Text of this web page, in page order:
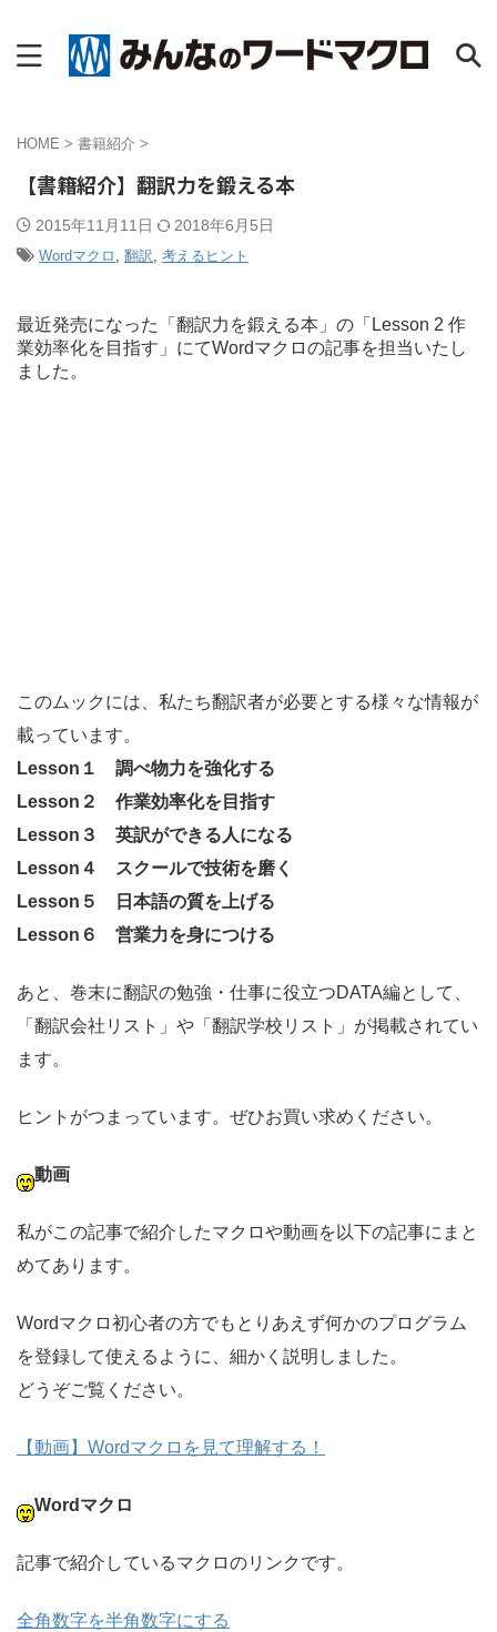
HOME > 書籍紹介 >
【書籍紹介】翻訳力を鍛える本
2015年11月11日 2018年6月5日
Wordマクロ , 翻訳, 考えるヒント
最近発売になった「翻訳力を鍛える本」の「Lesson 2 作
業効率化を目指す」にてWordマクロの記事を担当いたし
ました。
このムックには、私たち翻訳者が必要とする様々な情報が
載っています。
Lesson１ 調べ物力を強化する
Lesson２ 作業効率化を目指す
Lesson３ 英訳ができる人になる
Lesson４ スクールで技術を磨く
Lesson５ 日本語の質を上げる
Lesson６ 営業力を身につける
あと、巻末に翻訳の勉強・仕事に役立つDATA編として、
「翻訳会社リスト」や「翻訳学校リスト」が掲載されてい
ます。
ヒントがつまっています。ぜひお買い求めください。
動画
私がこの記事で紹介したマクロや動画を以下の記事にまと
めてあります。
Wordマクロ初心者の方でもとりあえず何かのプログラム
を登録して使えるように、細かく説明しました。
どうぞご覧ください。
【動画】Wordマクロを見て理解する！
Wordマクロ
記事で紹介しているマクロのリンクです。
全角数字を半角数字にする